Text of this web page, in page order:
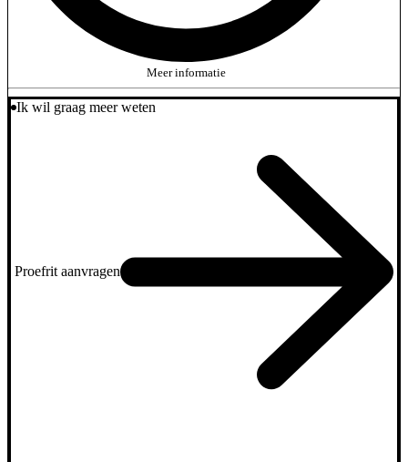
Meer informatie
Ik wil graag meer weten
Proefrit aanvragen